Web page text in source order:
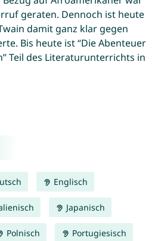
geraten. Dennoch ist heute
damit ganz klar gegen
Bis heute ist “Die Abenteuer
Teil des Literaturunterrichts in
Englisch
Japanisch
Polnisch Portugiesisch